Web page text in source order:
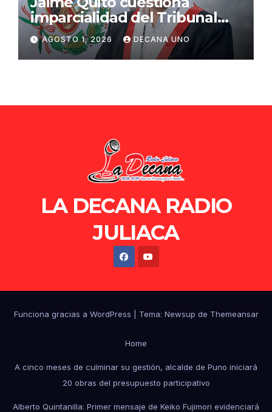
imparcialidad del Tribunal
Constitucional tras liberación
de Ollanta Humala
AGOSTO 1, 2026 DECANA UNO
LA DECANA RADIO
JULIACA
Funciona gracias a WordPress Tema: Newsup de Themeansar
Home
A cinco meses de culminar su gestión, alcalde de Puno iniciará
20 obras del presupuesto participativo
Alberto Quintanilla: Primer mensaje de Keiko Fujimori evidenciará